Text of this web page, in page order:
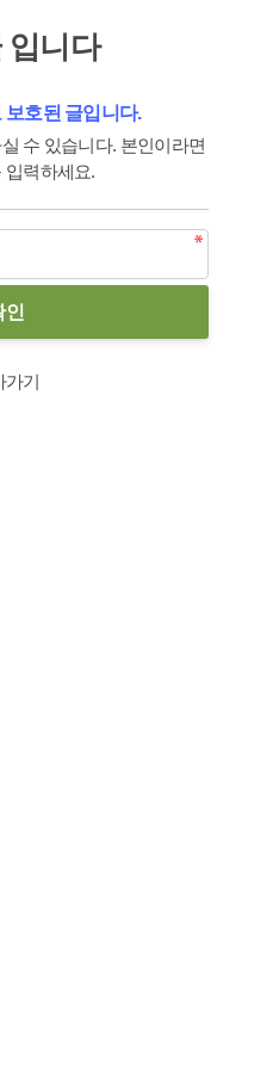
입니다
보호된 글입니다.
수 있습니다. 본인이라면
입력하세요.
기